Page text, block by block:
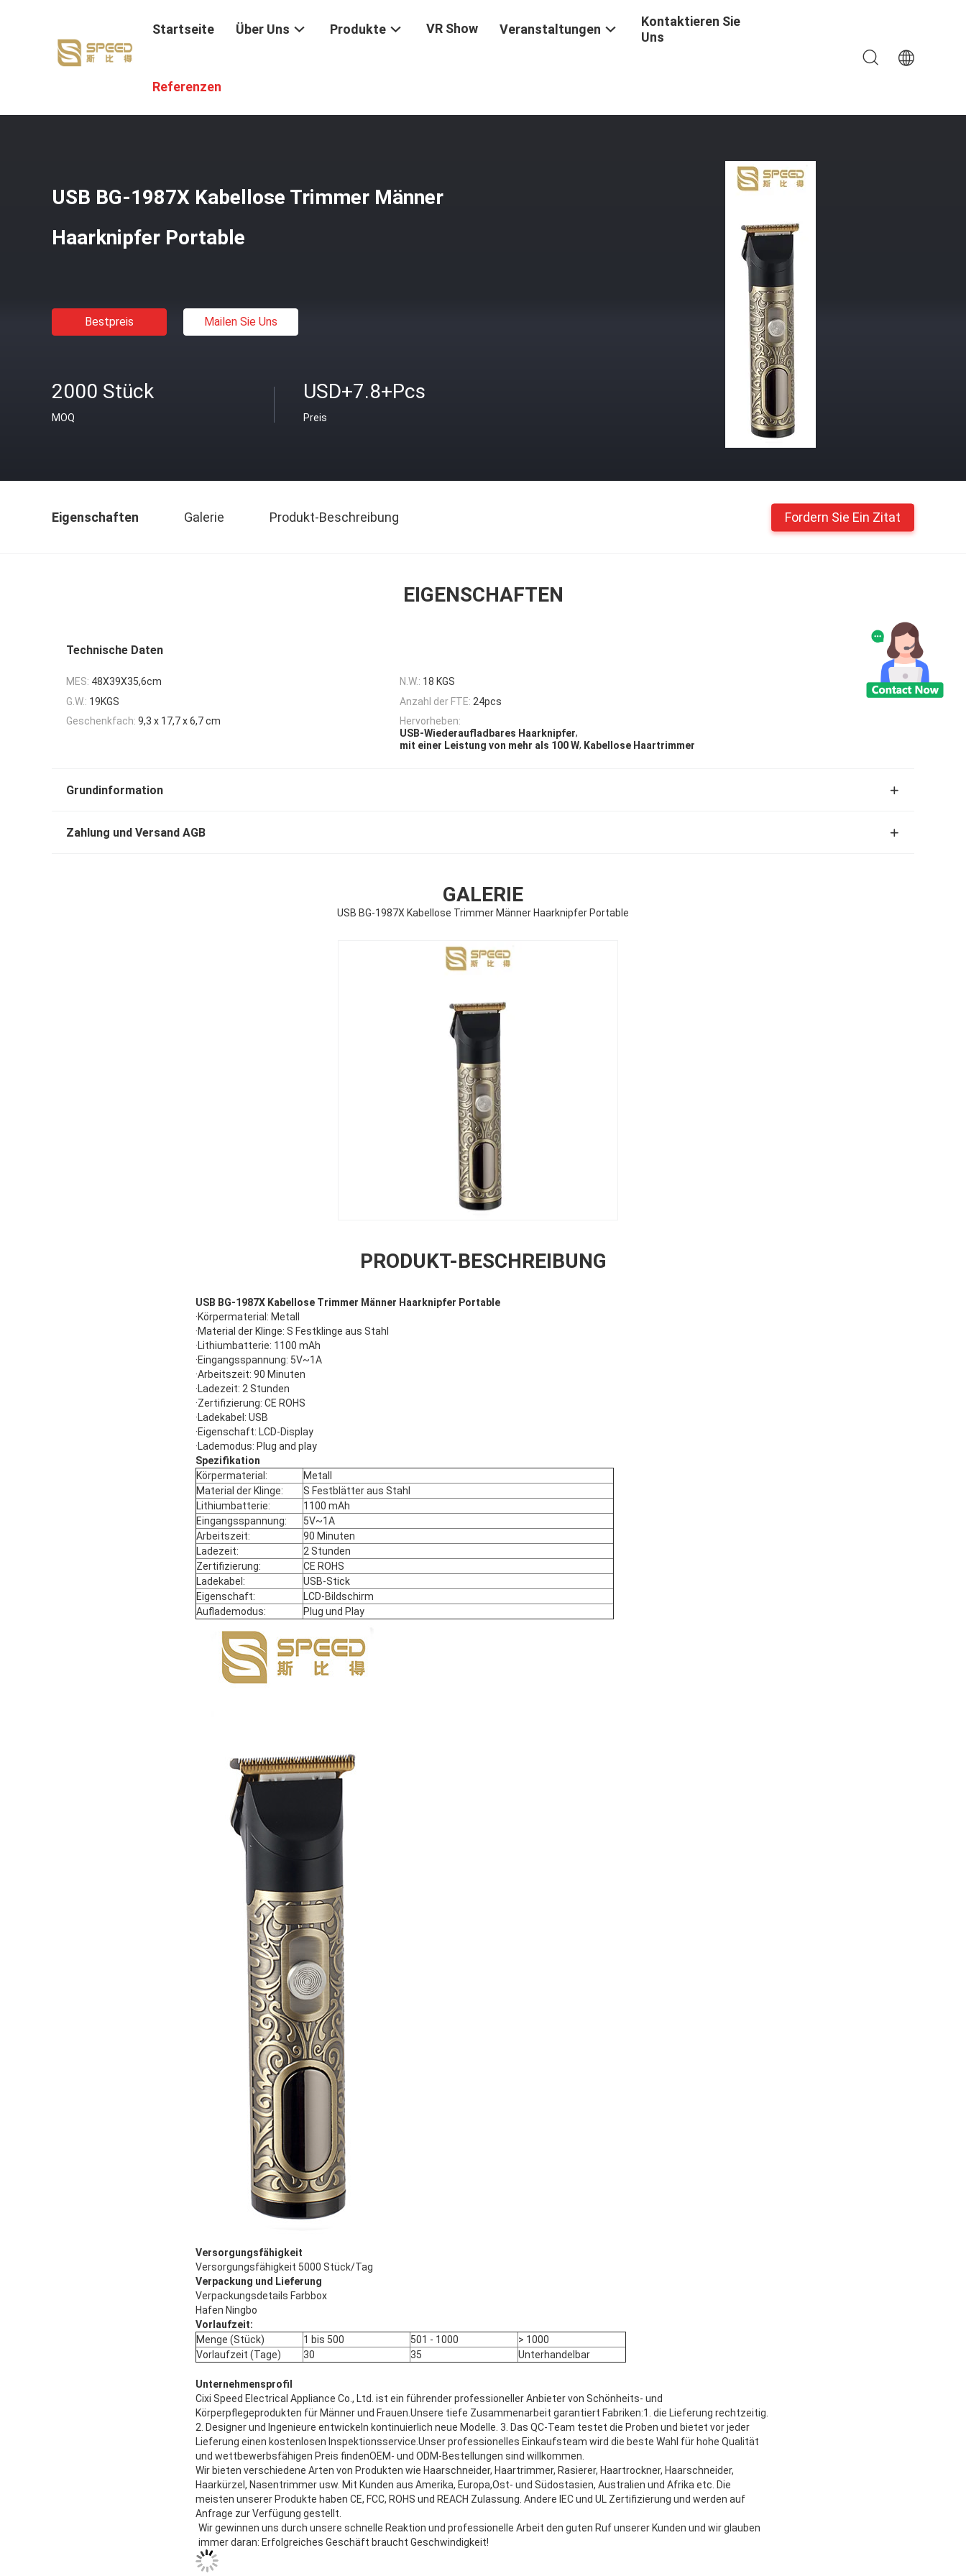
Startseite Über Uns Produkte VR Show Veranstaltungen
Kontaktieren Sie
Uns
Referenzen
USB BG-1987X Kabellose Trimmer Männer
Haarknipfer Portable
Bestpreis Mailen Sie Uns
2000 Stück
MOQ
USD+7.8+Pcs
Preis
Eigenschaften Galerie Produkt-Beschreibung Fordern Sie Ein Zitat
EIGENSCHAFTEN
Technische Daten
MES: 48X39X35,6cm N.W.: 18 KGS
G.W.: 19KGS Anzahl der FTE: 24pcs
Geschenkfach: 9,3 x 17,7 x 6,7 cm
Hervorheben:
USB-Wiederaufladbares Haarknipfer,
mit einer Leistung von mehr als 100 W, Kabellose Haartrimmer
Grundinformation
Zahlung und Versand AGB
GALERIE
USB BG-1987X Kabellose Trimmer Männer Haarknipfer Portable
PRODUKT-BESCHREIBUNG
USB BG-1987X Kabellose Trimmer Männer Haarknipfer Portable
·Körpermaterial: Metall
·Material der Klinge: S Festklinge aus Stahl
·Lithiumbatterie: 1100 mAh
·Eingangsspannung: 5V~1A
·Arbeitszeit: 90 Minuten
·Ladezeit: 2 Stunden
·Zertifizierung: CE ROHS
·Ladekabel: USB
·Eigenschaft: LCD-Display
·Lademodus: Plug and play
Spezifikation
Körpermaterial:
Metall
Material der Klinge:
S Festblätter aus Stahl
Lithiumbatterie:
1100 mAh
Eingangsspannung:
5V~1A
Arbeitszeit:
90 Minuten
Ladezeit:
2 Stunden
Zertifizierung:
CE ROHS
Ladekabel:
USB-Stick
Eigenschaft:
LCD-Bildschirm
Auflademodus:
Plug und Play
Versorgungsfähigkeit
Versorgungsfähigkeit 5000 Stück/Tag
Verpackung und Lieferung
Verpackungsdetails Farbbox
Hafen Ningbo
Vorlaufzeit:
Menge (Stück)
1 bis 500 501 - 1000
> 1000
Vorlaufzeit (Tage)
30 35 Unterhandelbar
Unternehmensprofil
Cixi Speed Electrical Appliance Co., Ltd. ist ein führender professioneller Anbieter von Schönheits- und
Körperpflegeprodukten für Männer und Frauen.Unsere tiefe Zusammenarbeit garantiert Fabriken:1. die Lieferung rechtzeitig.
2. Designer und Ingenieure entwickeln kontinuierlich neue Modelle. 3. Das QC-Team testet die Proben und bietet vor jeder
Lieferung einen kostenlosen Inspektionsservice.Unser professionelles Einkaufsteam wird die beste Wahl für hohe Qualität
und wettbewerbsfähigen Preis findenOEM- und ODM-Bestellungen sind willkommen.
Wir bieten verschiedene Arten von Produkten wie Haarschneider, Haartrimmer, Rasierer, Haartrockner, Haarschneider,
Haarkürzel, Nasentrimmer usw. Mit Kunden aus Amerika, Europa,Ost- und Südostasien, Australien und Afrika etc. Die
meisten unserer Produkte haben CE, FCC, ROHS und REACH Zulassung. Andere IEC und UL Zertifizierung und werden auf
Anfrage zur Verfügung gestellt.
Wir gewinnen uns durch unsere schnelle Reaktion und professionelle Arbeit den guten Ruf unserer Kunden und wir glauben
immer daran: Erfolgreiches Geschäft braucht Geschwindigkeit!